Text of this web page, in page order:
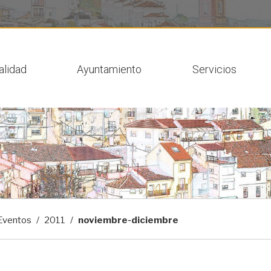
Ayuntamiento Servicios
2011 noviembre-diciembre